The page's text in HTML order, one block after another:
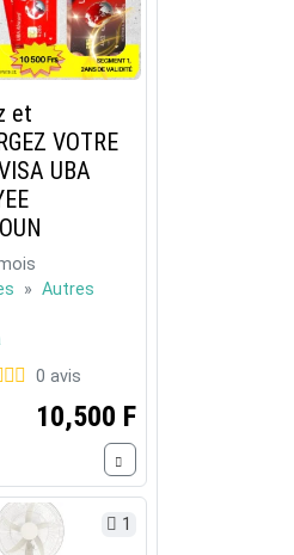
et
VOTRE
UBA
» Autres
0 avis
10,500 F
1